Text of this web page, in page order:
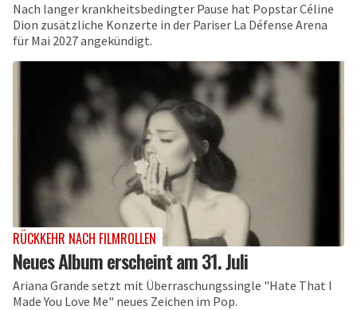
Nach langer krankheitsbedingter Pause hat Popstar Céline
Dion zusätzliche Konzerte in der Pariser La Défense Arena
für Mai 2027 angekündigt.
RÜCKKEHR NACH FILMROLLEN
Neues Album erscheint am 31. Juli
Ariana Grande setzt mit Überraschungssingle "Hate That I
Made You Love Me" neues Zeichen im Pop.